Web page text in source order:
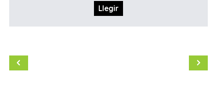
Llegir